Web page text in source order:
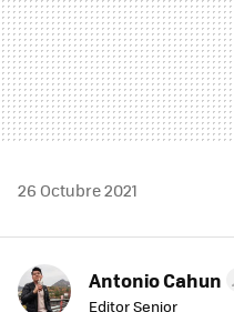
26 Octubre 2021
Antonio Cahun
Editor Senior